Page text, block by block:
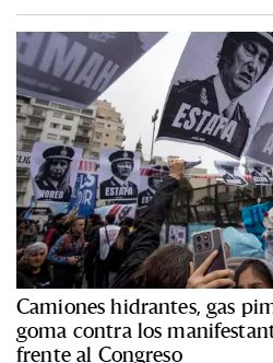
Camiones hidrantes, gas
goma contra los
frente al Congreso